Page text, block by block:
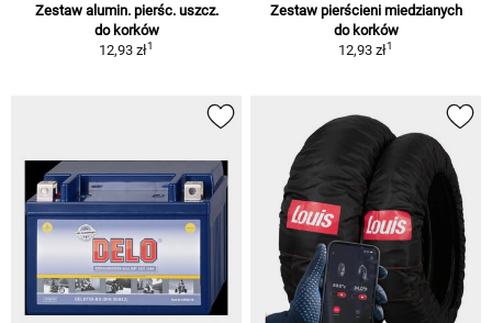
Zestaw alumin. pierśc. uszcz.
do korków
12,93 zł1
Zestaw pierścieni miedzianych
do korków
12,93 zł1